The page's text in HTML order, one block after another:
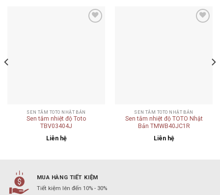
SEN TẮM TOTO NHẬT BẢN
Sen tắm nhiệt độ Toto
TBV03404J
Liên hệ
SEN TẮM TOTO NHẬT BẢN
Sen tắm nhiệt độ TOTO Nhật
Bản TMWB40JC1R
Liên hệ
MUA HÀNG TIẾT KIỆM
Tiết kiệm lên đến 10% - 30%